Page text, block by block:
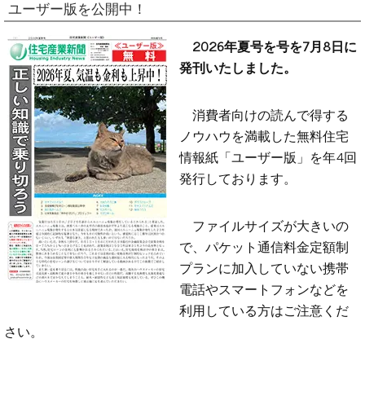
ユーザー版を公開中！
2026年夏号を号を7月8日に
発刊いたしました。
消費者向けの読んで得する
ノウハウを満載した無料住宅
情報紙「ユーザー版」を年4回
発行しております。
ファイルサイズが大きいの
で、パケット通信料金定額制
プランに加入していない携帯
電話やスマートフォンなどを
利用している方はご注意くだ
さい。